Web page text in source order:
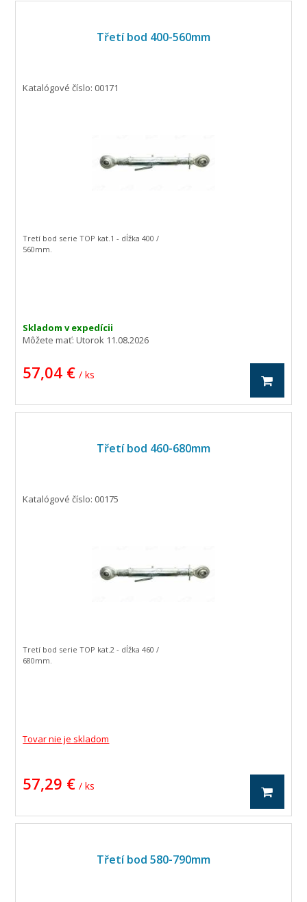
Třetí bod 400-560mm
Katalógové číslo: 00171
Skladom v expedícii
Môžete mať:Utorok 11.08.2026
57,04 € / ks
Tretí bod serie TOP kat.1 - dĺžka 400 /
560mm.
Třetí bod 460-680mm
Katalógové číslo: 00175
Tovar nie je skladom
57,29 € / ks
Tretí bod serie TOP kat.2 - dĺžka 460 /
680mm.
Třetí bod 580-790mm